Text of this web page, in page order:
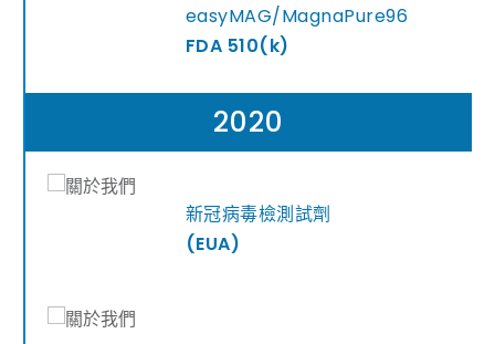
easyMAG/MagnaPure96
FDA 510(k)
2020
新冠病毒檢測試劑
(EUA)